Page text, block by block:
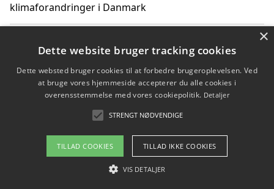
klimaforandringer i Danmark
klimaændringer
Hvordan citater om fossile brændstoffer kan ændre
Copyright 2026 - Pilanto Aps
Om / kontakt
×
Dette website bruger tracking cookies
Dette websted bruger cookies til at forbedre brugeroplevelsen. Ved
at bruge vores hjemmeside accepterer du alle cookies i
overensstemmelse med vores cookiepolitik. Detaljer
STRENGT NØDVENDIGE
TILLAD COOKIES TILLAD IKKE COOKIES
VIS DETALJER